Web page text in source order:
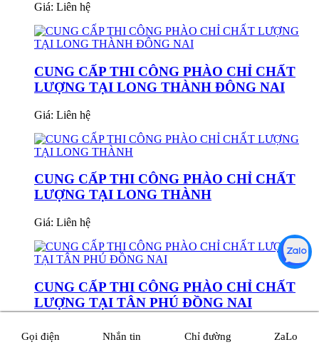
Giá: Liên hệ
CUNG CẤP THI CÔNG PHÀO CHỈ CHẤT
LƯỢNG TẠI LONG THÀNH ĐÔNG NAI
Giá: Liên hệ
CUNG CẤP THI CÔNG PHÀO CHỈ CHẤT
LƯỢNG TẠI LONG THÀNH
Giá: Liên hệ
CUNG CẤP THI CÔNG PHÀO CHỈ CHẤT
LƯỢNG TẠI TÂN PHÚ ĐỒNG NAI
Giá:
Gọi điện Nhắn tin Chỉ đường ZaLo